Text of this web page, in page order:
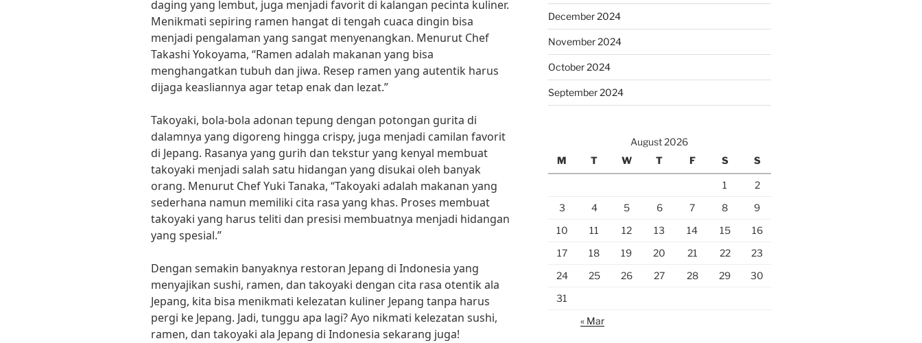
daging yang lembut, juga menjadi favorit di kalangan pecinta kuliner.
Menikmati sepiring ramen hangat di tengah cuaca dingin bisa
menjadi pengalaman yang sangat menyenangkan. Menurut Chef
Takashi Yokoyama, “Ramen adalah makanan yang bisa
menghangatkan tubuh dan jiwa. Resep ramen yang autentik harus
dijaga keasliannya agar tetap enak dan lezat.”
Takoyaki, bola-bola adonan tepung dengan potongan gurita di
dalamnya yang digoreng hingga crispy, juga menjadi camilan favorit
di Jepang. Rasanya yang gurih dan tekstur yang kenyal membuat
takoyaki menjadi salah satu hidangan yang disukai oleh banyak
orang. Menurut Chef Yuki Tanaka, “Takoyaki adalah makanan yang
sederhana namun memiliki cita rasa yang khas. Proses membuat
takoyaki yang harus teliti dan presisi membuatnya menjadi hidangan
yang spesial.”
Dengan semakin banyaknya restoran Jepang di Indonesia yang
menyajikan sushi, ramen, dan takoyaki dengan cita rasa otentik ala
Jepang, kita bisa menikmati kelezatan kuliner Jepang tanpa harus
pergi ke Jepang. Jadi, tunggu apa lagi? Ayo nikmati kelezatan sushi,
ramen, dan takoyaki ala Jepang di Indonesia sekarang juga!
December 2024
November 2024
October 2024
September 2024
August 2026
M
T W T F S S
1
2
3
4 5 6 7 8
9
10
11 12 13 14 15
16
17
18 19 20 21 22
23
24
25 26 27 28 29
30
31
« Mar